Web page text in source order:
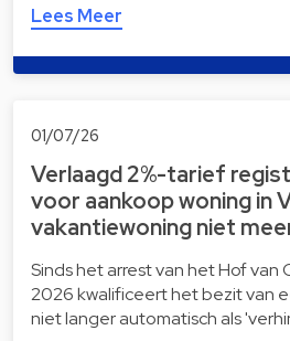
Lees Meer
01/07/26
Verlaagd 2%-tarief
voor aankoop woning in
vakantiewoning niet
Sinds het arrest van het Hof van
2026 kwalificeert het bezit van
niet langer automatisch als